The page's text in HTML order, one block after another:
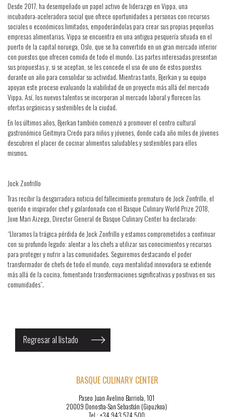
Desde 2017, ha desempeñado un papel activo de liderazgo en Vippa, una
incubadora-aceleradora social que ofrece oportunidades a personas con recursos
sociales o económicos limitados, empoderándolas para crear sus propias pequeñas
empresas alimentarias. Vippa se encuentra en una antigua pesquería situada en el
puerto de la capital noruega, Oslo, que se ha convertido en un gran mercado interior
con puestos que ofrecen comida de todo el mundo. Las partes interesadas presentan
sus propuestas y, si se aceptan, se les concede el uso de uno de estos puestos
durante un año para consolidar su actividad. Mientras tanto, Bjerkan y su equipo
apoyan este proceso evaluando la viabilidad de un proyecto más allá del mercado
Vippa. Así, los nuevos talentos se incorporan al mercado laboral y florecen las
ofertas orgánicas y sostenibles de la ciudad.
En los últimos años, Bjerkan también comenzó a promover el centro cultural
gastronómico Geitmyra Credo para niños y jóvenes, donde cada año miles de jóvenes
descubren el placer de cocinar alimentos saludables y sostenibles para ellos
mismos.
Jock Zonfrillo
Tras recibir la desgarradora noticia del fallecimiento prematuro de Jock Zonfrillo, el
querido e inspirador chef y galardonado con el Basque Culinary World Prize 2018,
Joxe Mari Aizega, Director General de Basque Culinary Center ha declarado:
“Lloramos la trágica pérdida de Jock Zonfrillo y estamos comprometidos a continuar
con su profundo legado: alentar a los chefs a utilizar sus conocimientos y recursos
para proteger y nutrir a las comunidades. Seguiremos destacando el poder
transformador de chefs de todo el mundo, cuya mentalidad innovadora se extiende
más allá de la cocina, fomentando transformaciones significativas y positivas en sus
comunidades”.
Regresar al listado
BASQUE CULINARY CENTER
Paseo Juan Avelino Barriola, 101
20009 Donostia-San Sebastián (Gipuzkoa)
Tel. : +34 943 574 500